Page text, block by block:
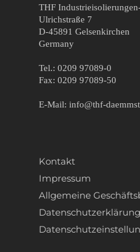
THF
Ulrichstraße 7
D-45891 Gelsenkirchen
Germany
Tel.: 0209 97089-0
Fax: 0209 97089-50
E-Mail: info@thf-
Kontakt
Impressum
Allgemeine
Datenschutzerklärung